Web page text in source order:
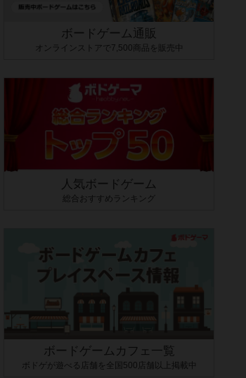
ボードゲーム通販
オンラインストアで7,500商品を販売中
人気ボードゲーム
総合おすすめランキング
ボードゲームカフェ一覧
ボドゲが遊べる店舗を全国500店舗以上掲載中